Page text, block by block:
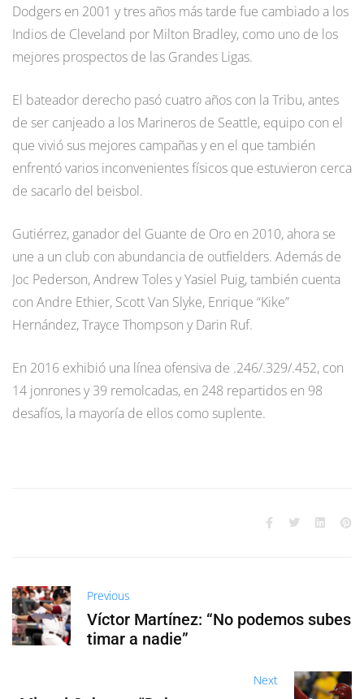
Dodgers en 2001 y tres años más tarde fue cambiado a los
Indios de Cleveland por Milton Bradley, como uno de los
mejores prospectos de las Grandes Ligas.
El bateador derecho pasó cuatro años con la Tribu, antes
de ser canjeado a los Marineros de Seattle, equipo con el
que vivió sus mejores campañas y en el que también
enfrentó varios inconvenientes físicos que estuvieron cerca
de sacarlo del beisbol.
Gutiérrez, ganador del Guante de Oro en 2010, ahora se
une a un club con abundancia de outfielders. Además de
Joc Pederson, Andrew Toles y Yasiel Puig, también cuenta
con Andre Ethier, Scott Van Slyke, Enrique “Kike”
Hernández, Trayce Thompson y Darin Ruf.
En 2016 exhibió una línea ofensiva de .246/.329/.452, con
14 jonrones y 39 remolcadas, en 248 repartidos en 98
desafíos, la mayoría de ellos como suplente.
Previous
Víctor Martínez: “No podemos subes
timar a nadie”
Next